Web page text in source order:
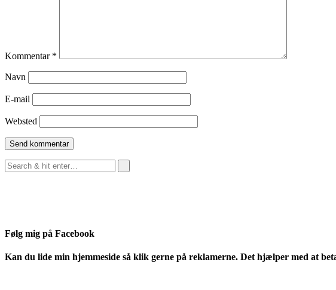
Kommentar *
Navn
E-mail
Websted
Følg mig på Facebook
Kan du lide min hjemmeside så klik gerne på reklamerne. Det hjælper med at